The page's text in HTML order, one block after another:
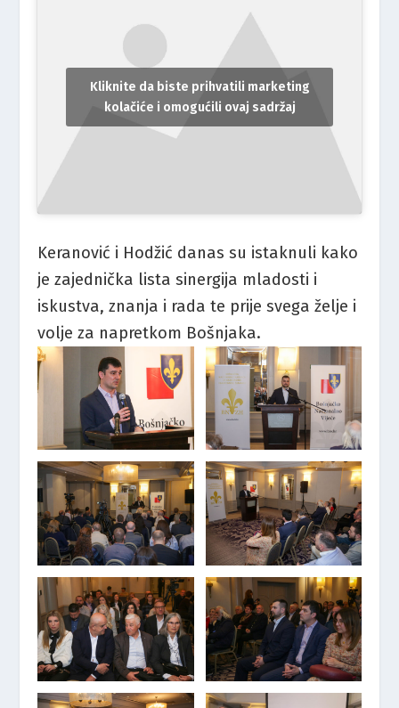
Kliknite da biste prihvatili marketing
kolačiće i omogućili ovaj sadržaj
Keranović i Hodžić danas su istaknuli kako
je zajednička lista sinergija mladosti i
iskustva, znanja i rada te prije svega želje i
volje za napretkom Bošnjaka.